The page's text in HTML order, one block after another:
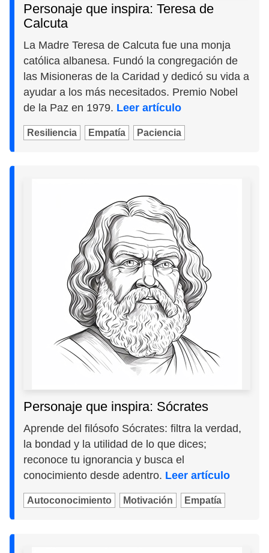
Personaje que inspira: Teresa de
Calcuta
La Madre Teresa de Calcuta fue una monja
católica albanesa. Fundó la congregación de
las Misioneras de la Caridad y dedicó su vida a
ayudar a los más necesitados. Premio Nobel
de la Paz en 1979. Leer artículo
Resiliencia Empatía Paciencia
Personaje que inspira: Sócrates
Aprende del filósofo Sócrates: filtra la verdad,
la bondad y la utilidad de lo que dices;
reconoce tu ignorancia y busca el
conocimiento desde adentro. Leer artículo
Autoconocimiento Motivación Empatía